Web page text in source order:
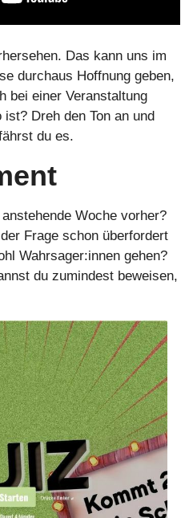
Das kann uns im
durchaus Hoffnung geben,
bei einer Veranstaltung
Dreh den Ton an und
du es.
Woche vorher?
Frage schon überfordert
du zumindest beweisen,